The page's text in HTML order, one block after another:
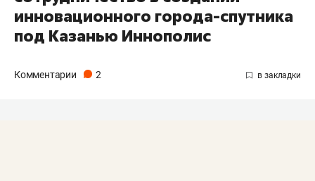
инновационного города-спутника
под Казанью Иннополис
Комментарии 2